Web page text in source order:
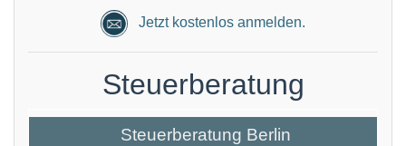
Jetzt kostenlos anmelden.
Steuerberatung
Steuerberatung Berlin